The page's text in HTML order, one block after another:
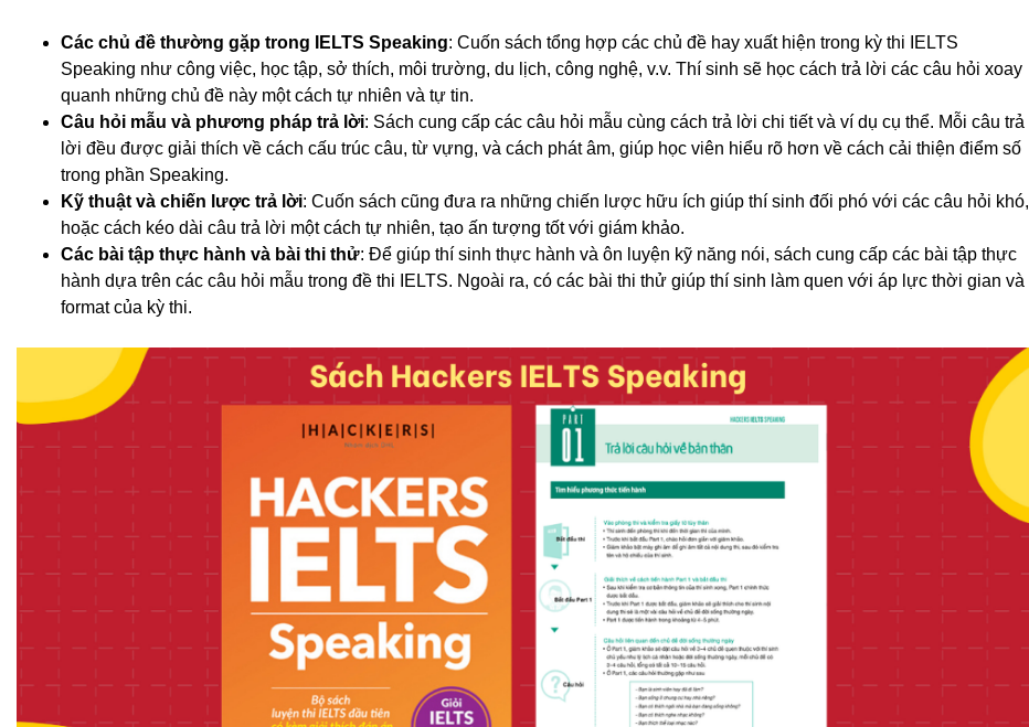
Các chủ đề thường gặp trong IELTS Speaking: Cuốn sách tổng hợp các chủ đề hay xuất hiện trong kỳ thi IELTS
Speaking như công việc, học tập, sở thích, môi trường, du lịch, công nghệ, v.v. Thí sinh sẽ học cách trả lời các câu hỏi xoay
quanh những chủ đề này một cách tự nhiên và tự tin.
Câu hỏi mẫu và phương pháp trả lời: Sách cung cấp các câu hỏi mẫu cùng cách trả lời chi tiết và ví dụ cụ thể. Mỗi câu trả
lời đều được giải thích về cách cấu trúc câu, từ vựng, và cách phát âm, giúp học viên hiểu rõ hơn về cách cải thiện điểm số
trong phần Speaking.
Kỹ thuật và chiến lược trả lời: Cuốn sách cũng đưa ra những chiến lược hữu ích giúp thí sinh đối phó với các câu hỏi khó,
hoặc cách kéo dài câu trả lời một cách tự nhiên, tạo ấn tượng tốt với giám khảo.
Các bài tập thực hành và bài thi thử: Để giúp thí sinh thực hành và ôn luyện kỹ năng nói, sách cung cấp các bài tập thực
hành dựa trên các câu hỏi mẫu trong đề thi IELTS. Ngoài ra, có các bài thi thử giúp thí sinh làm quen với áp lực thời gian và
format của kỳ thi.